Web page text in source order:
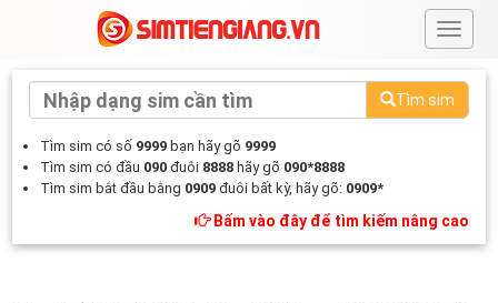
#
Tìm sim
Tìm sim có số 9999 bạn hãy gõ 9999
Tìm sim có đầu 090 đuôi 8888 hãy gõ 090*8888
Tìm sim bắt đầu bằng 0909 đuôi bất kỳ, hãy gõ: 0909*
Bấm vào đây để tìm kiếm nâng cao